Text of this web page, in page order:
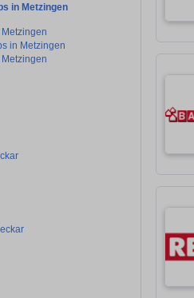
in Metzingen
in Metzingen